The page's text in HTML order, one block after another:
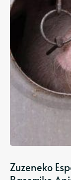
Zuzeneko